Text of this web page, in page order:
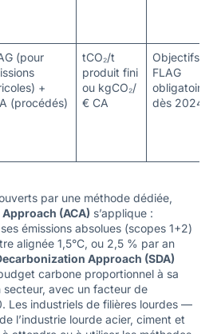
(pour
+
(procédés)
tCO₂/t
produit fini
ou kgCO₂/
€ CA
Objectifs
FLAG
obligatoires
dès 2024
par une méthode dédiée,
(ACA) s’applique :
émissions absolues (scopes 1+2)
alignée 1,5°C, ou 2,5 % par an
Approach (SDA)
carbone proportionnel à sa
secteur, avec un facteur de
Les industriels de filières lourdes —
l’industrie lourde acier, ciment et